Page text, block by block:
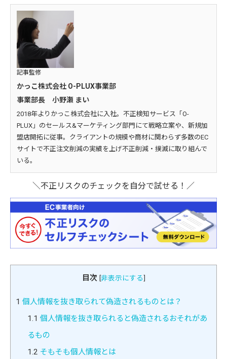
記事監修
かっこ株式会社 O-PLUX事業部
事業部長 小野瀬 まい
2018年よりかっこ株式会社に入社。不正検知サービス「O-
PLUX」のセールス&マーケティング部門にて戦略立案や、新規加
盟店開拓に従事。クライアントの規模や商材に関わらず多数のEC
サイトで不正注文削減の実績を上げ不正削減・撲滅に取り組んで
いる。
＼不正リスクのチェックを自分で試せる！／
目次 [非表示にする]
1 個人情報を抜き取られて偽造されるものとは？
1.1 個人情報を抜き取られると偽造されるおそれがあ
るもの
1.2 そもそも個人情報とは